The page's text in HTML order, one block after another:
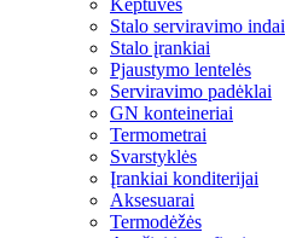
Keptuvės
Stalo serviravimo indai
Stalo įrankiai
Pjaustymo lentelės
Serviravimo padėklai
GN konteineriai
Termometrai
Svarstyklės
Įrankiai konditerijai
Aksesuarai
Termodėžės